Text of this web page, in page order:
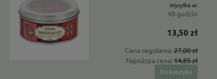
Wysyłka w:
48 godzin
13,50 zł
Cena regularna:27,00 zł
Najniższa cena:14,85 zł
Do koszyka